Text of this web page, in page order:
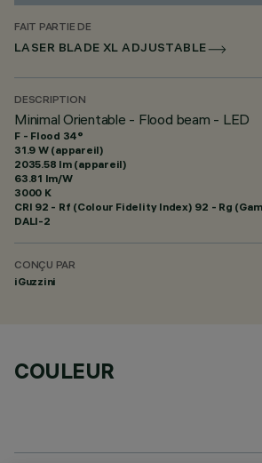
FAIT PARTIE DE
LASER BLADE XL ADJUSTABLE
DESCRIPTION
Minimal Orientable - Flood beam - LED
F - Flood 34°
31.9 W (appareil)
2035.58 lm (appareil)
63.81 lm/W
3000 K
CRI 92 - Rf (Colour Fidelity Index) 92 - Rg
DALI-2
CONÇU PAR
iGuzzini
COULEUR